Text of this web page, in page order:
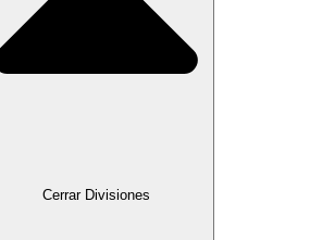
Cerrar Divisiones